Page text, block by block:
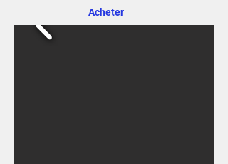
Acheter